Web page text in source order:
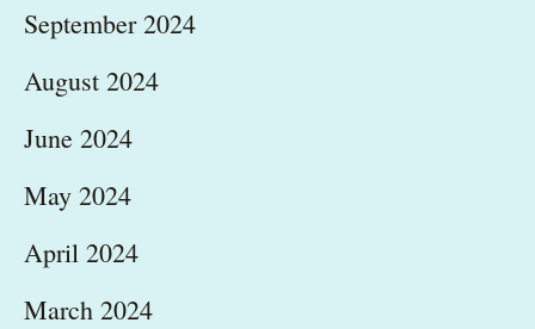
September 2024
August 2024
June 2024
May 2024
April 2024
March 2024